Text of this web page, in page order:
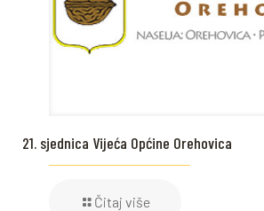
21. sjednica Vijeća Općine Orehovica
Čitaj više